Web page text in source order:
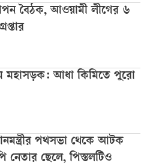
বৈঠক, আওয়ামী লীগের ৬
মহাসড়ক: আধা কিমিতে পুরো
পথসভা থেকে আটক
নেতার ছেলে, পিস্তলটিও